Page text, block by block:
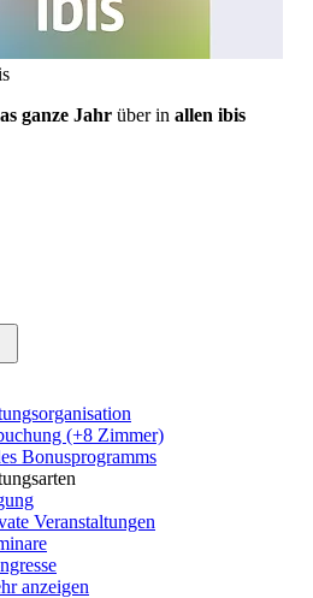
ganze Jahr über in allen ibis
(+8 Zimmer)
Bonusprogramms
Veranstaltungen
anzeigen